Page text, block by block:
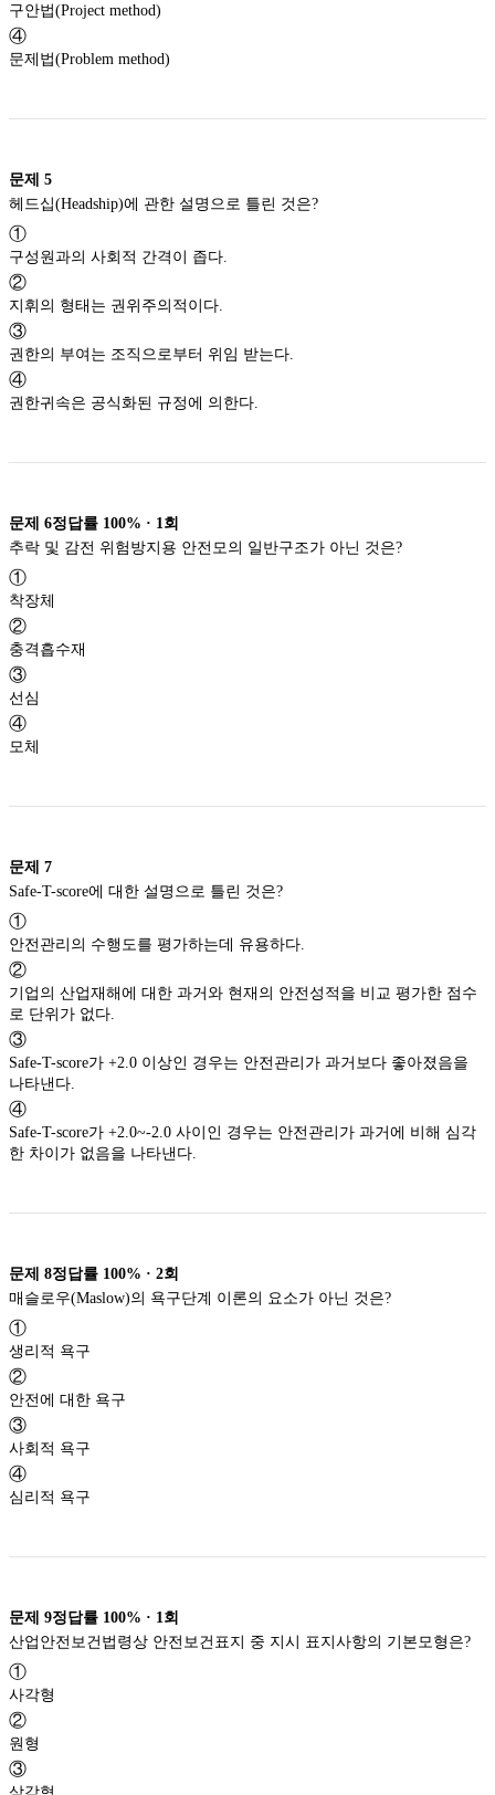
구안법(Project method)
④
문제법(Problem method)
문제 5
헤드십(Headship)에 관한 설명으로 틀린 것은?
①
구성원과의 사회적 간격이 좁다.
②
지휘의 형태는 권위주의적이다.
③
권한의 부여는 조직으로부터 위임 받는다.
④
권한귀속은 공식화된 규정에 의한다.
문제 6정답률 100% · 1 회
추락 및 감전 위험방지용 안전모의 일반구조가 아닌 것은?
①
착장체
②
충격흡수재
③
선심
④
모체
문제 7
Safe-T-score에 대한 설명으로 틀린 것은?
①
안전관리의 수행도를 평가하는데 유용하다.
②
기업의 산업재해에 대한 과거와 현재의 안전성적을 비교 평가한 점수
로 단위가 없다.
③
Safe-T-score가 +2.0 이상인 경우는 안전관리가 과거보다 좋아졌음을
나타낸다.
④
Safe-T-score가 +2.0~-2.0 사이인 경우는 안전관리가 과거에 비해 심각
한 차이가 없음을 나타낸다.
문제 8정답률 100% · 2회
매슬로우(Maslow)의 욕구단계 이론의 요소가 아닌 것은?
①
생리적 욕구
②
안전에 대한 욕구
③
사회적 욕구
④
심리적 욕구
문제 9정답률 100% · 1 회
산업안전보건법령상 안전보건표지 중 지시 표지사항의 기본모형은?
①
사각형
②
원형
③